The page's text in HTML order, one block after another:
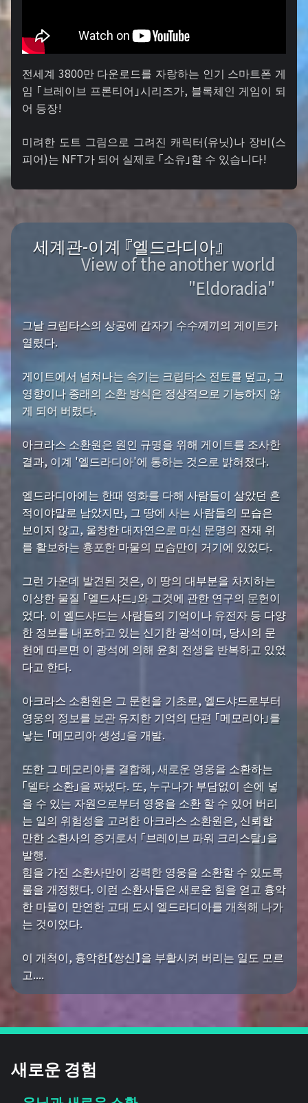
전세계 3800만 다운로드를 자랑하는 인기 스마트폰 게
임 「브레이브 프론티어」시리즈가, 블록체인 게임이 되
어 등장!
미려한 도트 그림으로 그려진 캐릭터(유닛)나 장비(스
피어)는 NFT가 되어 실제로 「소유」할 수 있습니다!
세계관-이계 『엘드라디아』
View of the another world
"Eldoradia"
그날 크립타스의 상공에 갑자기 수수께끼의 게이트가
열렸다.
게이트에서 넘쳐나는 속기는 크립타스 전토를 덮고, 그
영향이나 종래의 소환 방식은 정상적으로 기능하지 않
게 되어 버렸다.
아크라스 소환원은 원인 규명을 위해 게이트를 조사한
결과, 이계 '엘드라디아'에 통하는 것으로 밝혀졌다.
엘드라디아에는 한때 영화를 다해 사람들이 살았던 흔
적이야말로 남았지만, 그 땅에 사는 사람들의 모습은
보이지 않고, 울창한 대자연으로 마신 문명의 잔재 위
를 활보하는 흉포한 마물의 모습만이 거기에 있었다.
그런 가운데 발견된 것은, 이 땅의 대부분을 차지하는
이상한 물질 「엘드샤드」와 그것에 관한 연구의 문헌이
었다. 이 엘드샤드는 사람들의 기억이나 유전자 등 다양
한 정보를 내포하고 있는 신기한 광석이며, 당시의 문
헌에 따르면 이 광석에 의해 윤회 전생을 반복하고 있었
다고 한다.
아크라스 소환원은 그 문헌을 기초로, 엘드샤드로부터
영웅의 정보를 보관 유지한 기억의 단편 「메모리아」를
낳는 「메모리아 생성」을 개발.
또한 그 메모리아를 결합해, 새로운 영웅을 소환하는
「델타 소환」을 짜냈다. 또, 누구나가 부담없이 손에 넣
을 수 있는 자원으로부터 영웅을 소환 할 수 있어 버리
는 일의 위험성을 고려한 아크라스 소환원은, 신뢰할
만한 소환사의 증거로서 「브레이브 파워 크리스탈」을
발행.
힘을 가진 소환사만이 강력한 영웅을 소환할 수 있도록
룰을 개정했다. 이런 소환사들은 새로운 힘을 얻고 흉악
한 마물이 만연한 고대 도시 엘드라디아를 개척해 나가
는 것이었다.
이 개척이, 흉악한【쌍신】을 부활시켜 버리는 일도 모르
고....
새로운 경험